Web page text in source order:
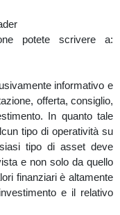
potete scrivere a:
informativo e
offerta, consiglio,
In quanto tale
tipo di operatività su
tipo di asset deve
e non solo da quello
finanziari è altamente
e il relativo